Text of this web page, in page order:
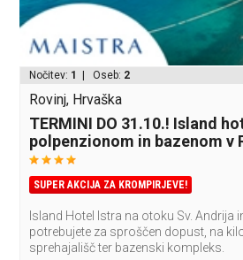
Nočitev: 1 | Oseb: 2
Rovinj, Hrvaška
TERMINI DO 31.10.! Island
polpenzionom in bazenom v
SUPER AKCIJA ZA KROMPIRJEVE!
Island Hotel Istra na otoku Sv. Andrija
potrebujete za sproščen dopust, na
sprehajališč ter bazenski kompleks.